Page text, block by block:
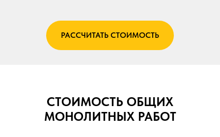
РАССЧИТАТЬ СТОИМОСТЬ
СТОИМОСТЬ ОБЩИХ
МОНОЛИТНЫХ РАБОТ